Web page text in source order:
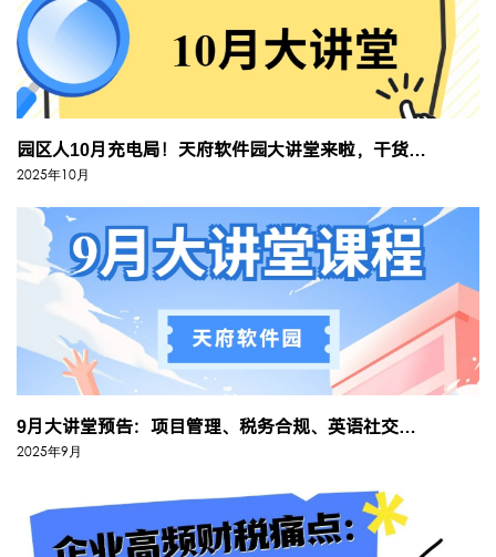
园区人10月充电局！天府软件园大讲堂来啦，干货+趣味全拿捏
2025年10月
9月大讲堂预告：项目管理、税务合规、英语社交、劳动法律，四场干货课助你...
2025年9月